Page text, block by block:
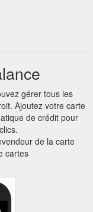
gérer tous les
Ajoutez votre carte
de crédit pour
de la carte
cartes